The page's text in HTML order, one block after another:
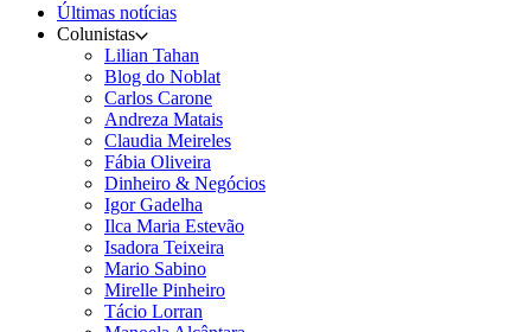
Últimas notícias
Colunistas
Lilian Tahan
Blog do Noblat
Carlos Carone
Andreza Matais
Claudia Meireles
Fábia Oliveira
Dinheiro & Negócios
Igor Gadelha
Ilca Maria Estevão
Isadora Teixeira
Mario Sabino
Mirelle Pinheiro
Tácio Lorran